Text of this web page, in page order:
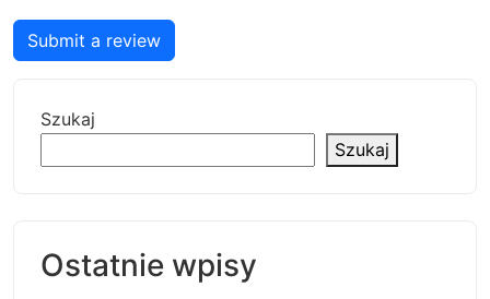
Submit a review
Szukaj
Szukaj
Ostatnie wpisy